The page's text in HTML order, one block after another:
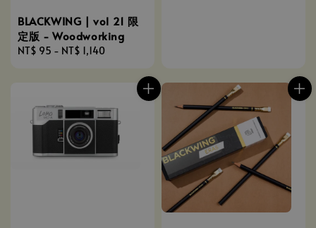
BLACKWING | vol 21 限
定版 - Woodworking
Regular
NT$ 95 - NT$ 1,140